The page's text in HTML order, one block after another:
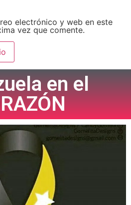
electrónico y web en este
vez que comente.
en el